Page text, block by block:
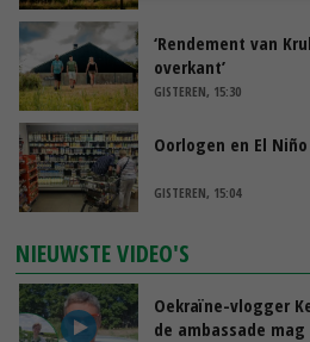
‘Rendement van
overkant’
GISTEREN, 15:30
Oorlogen en El
GISTEREN, 15:04
NIEUWSTE VIDEO'S
Oekraïne-vlogger
de ambassade